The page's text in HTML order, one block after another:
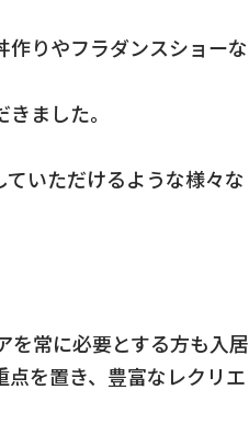
作りやフラダンスショーな
ました。
いただけるような様々な
を常に必要とする方も入居
を置き、豊富なレクリエ